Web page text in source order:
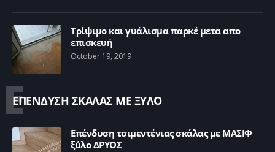
Τρίψιμο και γυάλισμα παρκέ μετα απο
επισκευή
October 19, 2019
Ε
ΕΠΕΝΔΥΣΗ ΣΚΑΛΑΣ ΜΕ ΞΥΛΟ
Επένδυση τσιμεντένιας σκάλας με ΜΑΣΙΦ
ξύλο ΔΡΥΟΣ